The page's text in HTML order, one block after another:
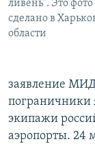
ливень". Это фото
сделано в
области
заявление
пограничники
экипажи
аэропорты. 24